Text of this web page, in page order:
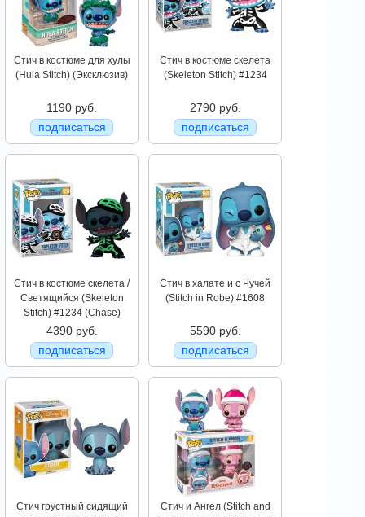
Стич в костюме для хулы
(Hula Stitch) (Эксклюзив)
1190 руб.
подписаться
Стич в костюме скелета
(Skeleton Stitch) #1234
2790 руб.
подписаться
Стич в костюме скелета /
Светящийся (Skeleton
Stitch) #1234 (Chase)
4390 руб.
подписаться
Стич в халате и с Чучей
(Stitch in Robe) #1608
5590 руб.
подписаться
Стич грустный сидящий
Стич и Ангел (Stitch and